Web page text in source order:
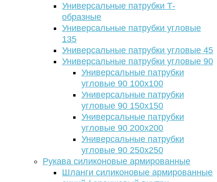
Универсальные патрубки Т-
образные
Универсальные патрубки угловые
135
Универсальные патрубки угловые 45
Универсальные патрубки угловые 90
Универсальные патрубки
угловые 90 100х100
Универсальные патрубки
угловые 90 150х150
Универсальные патрубки
угловые 90 200х200
Универсальные патрубки
угловые 90 250х250
Рукава силиконовые армированные
Шланги силиконовые армированные